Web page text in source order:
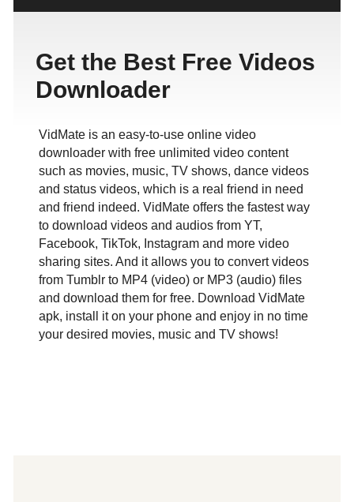
Get the Best Free Videos
Downloader
VidMate is an easy-to-use online video
downloader with free unlimited video content
such as movies, music, TV shows, dance videos
and status videos, which is a real friend in need
and friend indeed. VidMate offers the fastest way
to download videos and audios from YT,
Facebook, TikTok, Instagram and more video
sharing sites. And it allows you to convert videos
from Tumblr to MP4 (video) or MP3 (audio) files
and download them for free. Download VidMate
apk, install it on your phone and enjoy in no time
your desired movies, music and TV shows!